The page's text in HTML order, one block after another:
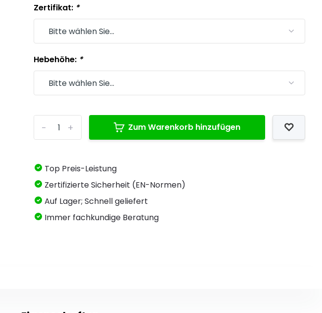
Zertifikat: *
Hebehöhe: *
+
- Zum Warenkorb hinzufügen
Top Preis-Leistung
Zertifizierte Sicherheit (EN-Normen)
Auf Lager; Schnell geliefert
Immer fachkundige Beratung